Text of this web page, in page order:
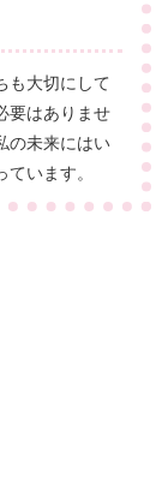
も大切にして
要はありませ
の未来にはい
います。